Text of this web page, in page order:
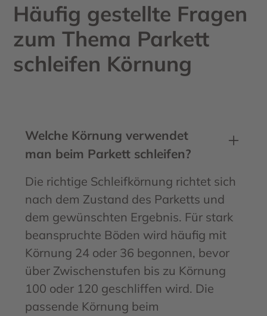
Häufig gestellte Fragen
zum Thema Parkett
schleifen Körnung
Welche Körnung verwendet
man beim Parkett schleifen?
Die richtige Schleifkörnung richtet sich
nach dem Zustand des Parketts und
dem gewünschten Ergebnis. Für stark
beanspruchte Böden wird häufig mit
Körnung 24 oder 36 begonnen, bevor
über Zwischenstufen bis zu Körnung
100 oder 120 geschliffen wird. Die
passende Körnung beim